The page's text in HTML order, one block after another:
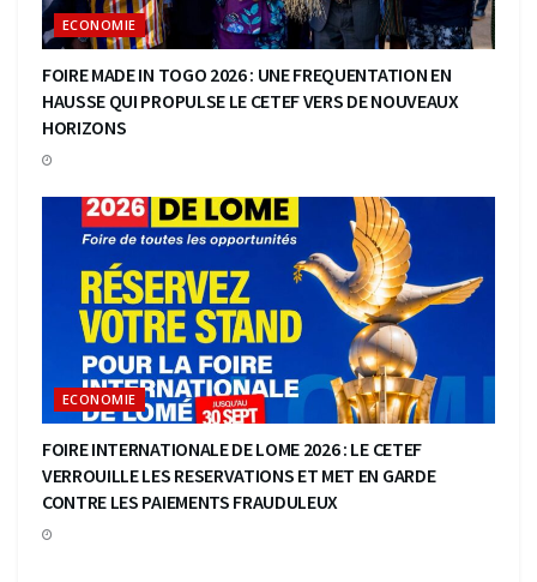
ECONOMIE
FOIRE MADE IN TOGO 2026 : UNE FREQUENTATION EN
HAUSSE QUI PROPULSE LE CETEF VERS DE NOUVEAUX
HORIZONS
ECONOMIE
FOIRE INTERNATIONALE DE LOME 2026 : LE CETEF
VERROUILLE LES RESERVATIONS ET MET EN GARDE
CONTRE LES PAIEMENTS FRAUDULEUX